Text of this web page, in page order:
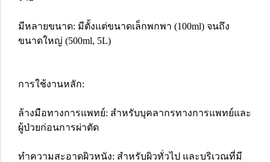
มีหลายขนาด: มีตั้งแต่ขนาดเล็กพกพา (100ml) จนถึง
ขนาดใหญ่ (500ml, 5L)
การใช้งานหลัก:
ล้างมือทางการแพทย์: สำหรับบุคลากรทางการแพทย์และ
ผู้ป่วยก่อนการผ่าตัด
ทำความสะอาดผิวหนัง: สำหรับผิวทั่วไป และบริเวณที่มี